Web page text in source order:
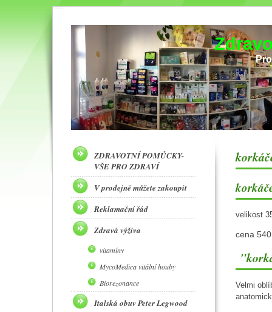
velikost
cena
Velmi
ZDRAVOTNÍ POMŮCKY-
VŠE PRO ZDRAVÍ
V prodejně můžete zakoupit
Reklamační řád
Zdravá výživa
vitamíny
MycoMedica vitální houby
Biorezonance
Italská obuv Peter Legwood